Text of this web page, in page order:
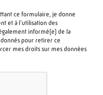
ce formulaire, je donne
et à l'utilisation des
informé(e) de la
pour retirer ce
mes droits sur mes données